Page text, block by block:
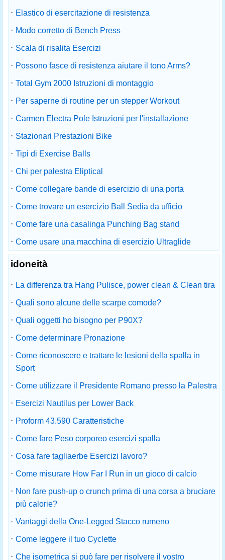
· Elastico di esercitazione di resistenza
· Modo corretto di Bench Press
· Scala di risalita Esercizi
· Possono fasce di resistenza aiutare il tono Arms?
· Total Gym 2000 Istruzioni di montaggio
· Per saperne di routine per un stepper Workout
· Carmen Electra Pole Istruzioni per l'installazione
· Stazionari Prestazioni Bike
· Tipi di Exercise Balls
· Chi per palestra Eliptical
· Come collegare bande di esercizio di una porta
· Come trovare un esercizio Ball Sedia da ufficio
· Come fare una casalinga Punching Bag stand
· Come usare una macchina di esercizio Ultraglide
idoneità
· La differenza tra Hang Pulisce, power clean & Clean tira
· Quali sono alcune delle scarpe comode?
· Quali oggetti ho bisogno per P90X?
· Come determinare Pronazione
· Come riconoscere e trattare le lesioni della spalla in
Sport
· Come utilizzare il Presidente Romano presso la Palestra
· Esercizi Nautilus per Lower Back
· Proform 43.590 Caratteristiche
· Come fare Peso corporeo esercizi spalla
· Cosa fare tagliaerbe Esercizi lavoro?
· Come misurare How Far I Run in un gioco di calcio
· Non fare push-up o crunch prima di una corsa a bruciare
più calorie?
· Vantaggi della One-Legged Stacco rumeno
· Come leggere il tuo Cyclette
· Che isometrica si può fare per risolvere il vostro